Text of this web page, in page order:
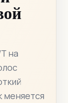
на
меняется